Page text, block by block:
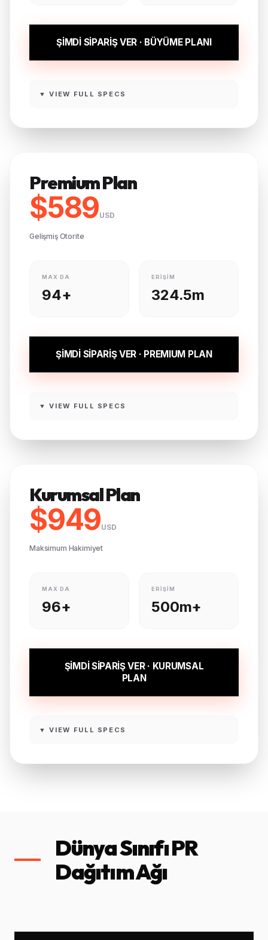
ŞİMDİ SİPARİŞ VER · BÜYÜME PLANI
▼ VIEW FULL SPECS
Premium Plan
$589USD
Gelişmiş Otorite
MAX DA
94+
ERIŞIM
324.5m
ŞİMDİ SİPARİŞ VER · PREMIUM PLAN
▼ VIEW FULL SPECS
Kurumsal Plan
$949USD
Maksimum Hakimiyet
MAX DA
96+
ERIŞIM
500m+
ŞİMDİ SİPARİŞ VER · KURUMSAL
PLAN
▼ VIEW FULL SPECS
Dünya Sınıfı PR
Dağıtım Ağı